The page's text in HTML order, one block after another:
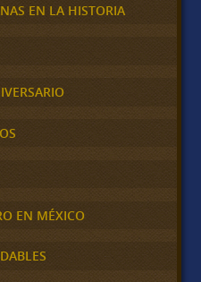
EN LA HISTORIA
EN MÉXICO